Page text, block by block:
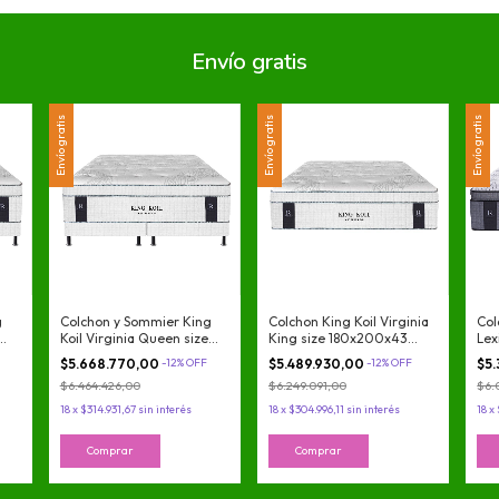
Envío gratis
Envío gratis
Colchon y Sommier King
Koil Virginia Queen size
160x200x43 de Resortes
Pocket + Pillow Inteligente
$5.668.770,00 -12%OFF
$6.464.426,00
18x $314.931,67 sin interés
Envío gratis
Colchon King Koil Virginia
King size 180x200x43
Resortes Pocket + Pillow
Espuma Inteligente
$5.489.930,00 -12%OFF
$6.249.091,00
18x $304.996,11 sin interés
Envío gratis
18x